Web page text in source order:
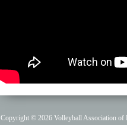
Copyright © 2026 Volleyball Association